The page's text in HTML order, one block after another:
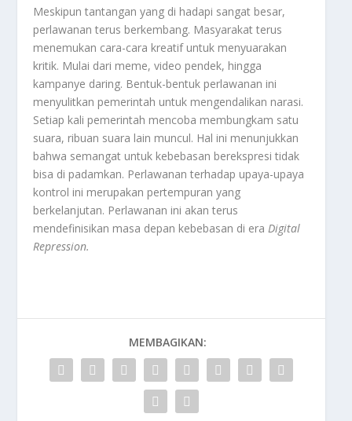
Meskipun tantangan yang di hadapi sangat besar,
perlawanan terus berkembang. Masyarakat terus
menemukan cara-cara kreatif untuk menyuarakan
kritik. Mulai dari meme, video pendek, hingga
kampanye daring. Bentuk-bentuk perlawanan ini
menyulitkan pemerintah untuk mengendalikan narasi.
Setiap kali pemerintah mencoba membungkam satu
suara, ribuan suara lain muncul. Hal ini menunjukkan
bahwa semangat untuk kebebasan berekspresi tidak
bisa di padamkan. Perlawanan terhadap upaya-upaya
kontrol ini merupakan pertempuran yang
berkelanjutan. Perlawanan ini akan terus
mendefinisikan masa depan kebebasan di eraDigital
Repression.
MEMBAGIKAN: